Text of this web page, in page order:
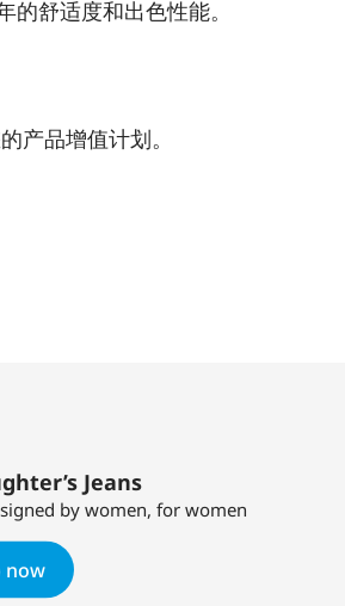
舒适度和出色性能。
产品增值计划。
Jeans
by women, for women
now